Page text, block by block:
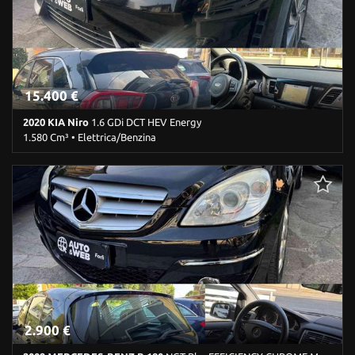
antiparticolato • Frenata d'emergenza assistita • Immobilizzatore
elettronico • Interni in pelle • Park Distance Control • Regolazione
elettrica sedili • Sedile posteriore sdoppiato • Sensore di luce •
Sensore di pioggia • Sensori di parcheggio anteriori • Sensori di
parcheggio posteriori • Servosterzo • Navigatore satellitare •
Specchietti laterali elettrici
15.400 €
2020 KIA Niro 1.6 GDi DCT HEV Energy
1.580 Cm³ • Elettrica/Benzina
84.960 Km • Cambio Sequenziale (6) • Nero metallizzato • 5 Porte •
ABS • Airbag laterali • Airbag testa • Alzacristalli elettrici •
Bluetooth • Cerchi in lega • Chiusura centralizzata • Climatizzatore
• Controllo trazione • Cruise Control • ESP • Fari LED • Fendinebbia
• Immobilizzatore elettronico • Interni in pelle • Park Distance
Control • Regolazione elettrica sedili • Sedile posteriore
sdoppiato • Sensore di luce • Sensore di pioggia • Sensori di
parcheggio posteriori • Servosterzo • Navigatore satellitare •
Specchietti laterali elettrici • Telecamera per parcheggio assistito
2.900 €